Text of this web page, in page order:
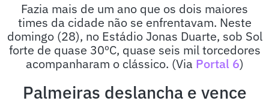
Fazia mais de um ano que os dois maiores
times da cidade não se enfrentavam. Neste
domingo (28), no Estádio Jonas Duarte, sob Sol
forte de quase 30ºC, quase seis mil torcedores
acompanharam o clássico. (Via Portal 6)
Palmeiras deslancha e vence